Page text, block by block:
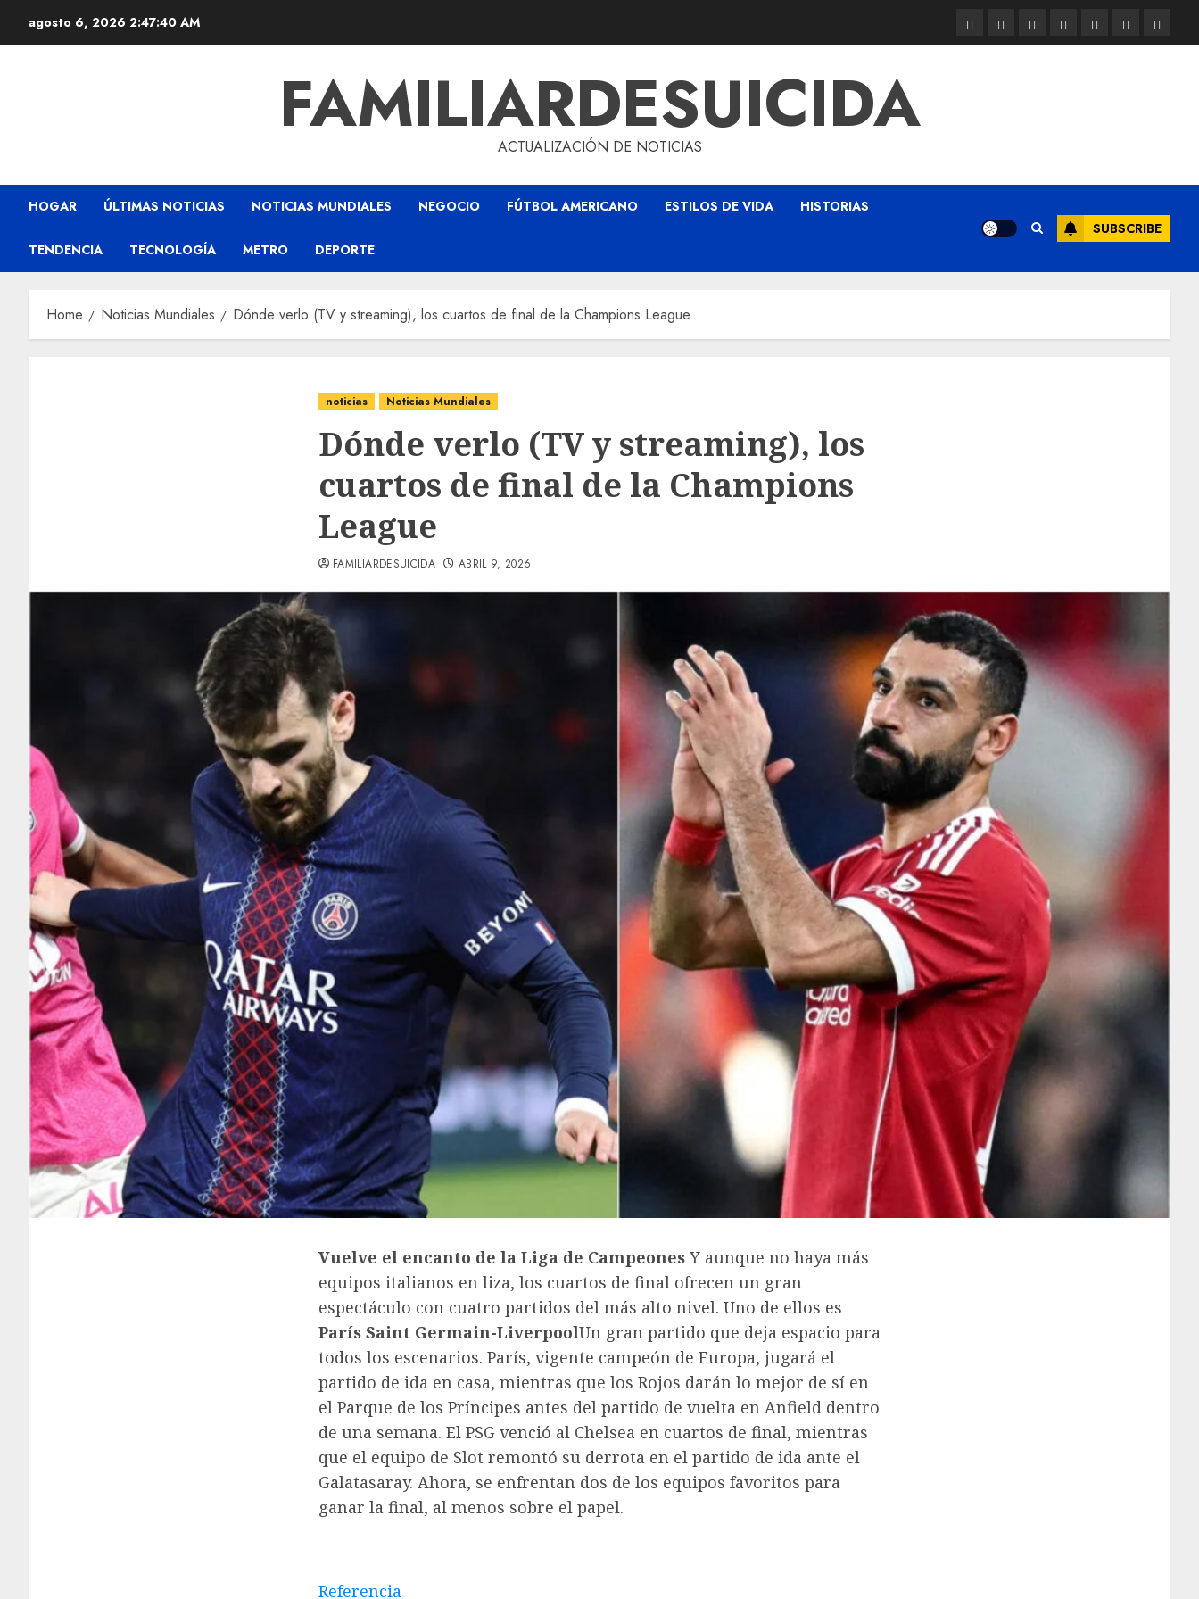
agosto 6, 2026 2:47:41 AM
FAMILIARDESUICIDA
ACTUALIZACIÓN DE NOTICIAS
HOGAR ÚLTIMAS NOTICIAS NOTICIAS MUNDIALES NEGOCIO FÚTBOL AMERICANO ESTILOS DE VIDA HISTORIAS
TENDENCIA TECNOLOGÍA METRO DEPORTE
SUBSCRIBE
Home Noticias Mundiales Dónde verlo (TV y streaming), los cuartos de final de la Champions League
noticias Noticias Mundiales
Dónde verlo (TV y streaming), los
cuartos de final de la Champions
League
FAMILIARDESUICIDA ABRIL 9, 2026
Vuelve el encanto de la Liga de Campeones Y aunque no haya más
equipos italianos en liza, los cuartos de final ofrecen un gran
espectáculo con cuatro partidos del más alto nivel. Uno de ellos es
París Saint Germain-LiverpoolUn gran partido que deja espacio para
todos los escenarios. París, vigente campeón de Europa, jugará el
partido de ida en casa, mientras que los Rojos darán lo mejor de sí en
el Parque de los Príncipes antes del partido de vuelta en Anfield dentro
de una semana. El PSG venció al Chelsea en cuartos de final, mientras
que el equipo de Slot remontó su derrota en el partido de ida ante el
Galatasaray. Ahora, se enfrentan dos de los equipos favoritos para
ganar la final, al menos sobre el papel.
Referencia